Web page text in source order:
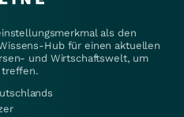
als den
Hub für einen aktuellen
und Wirtschaftswelt, um
treffen.